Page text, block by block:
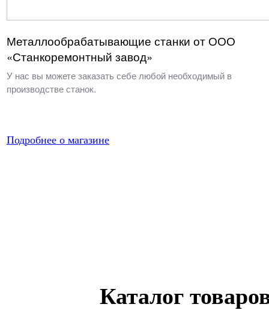
Металлообрабатывающие станки от ООО
«Станкоремонтный завод»
У нас вы можете заказать себе любой необходимый в
производстве станок.
Подробнее о магазине
Каталог